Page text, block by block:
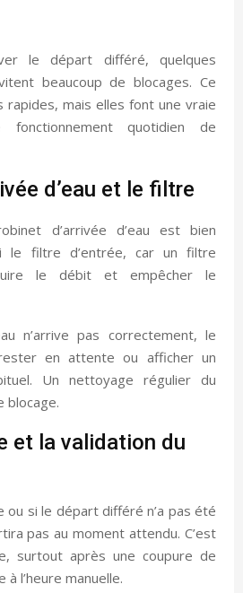
le départ différé, quelques
beaucoup de blocages. Ce
rapides, mais elles font une vraie
quotidien de
d’eau et le filtre
d’arrivée d’eau est bien
le filtre d’entrée, car un filtre
le débit et empêcher le
n’arrive pas correctement, le
en attente ou afficher un
Un nettoyage régulier du
blocage.
et la validation du
ou si le départ différé n’a pas été
pas au moment attendu. C’est
surtout après une coupure de
l’heure manuelle.